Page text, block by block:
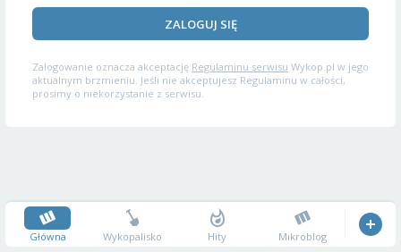
ZALOGUJ SIĘ
Zalogowanie oznacza akceptację Regulaminu serwisu Wykop.pl w jego
aktualnym brzmieniu. Jeśli nie akceptujesz Regulaminu w całości,
prosimy o niekorzystanie z serwisu.
Główna Wykopalisko Hity Mikroblog